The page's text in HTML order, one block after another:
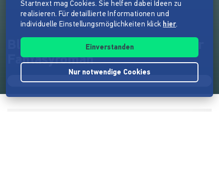
Blut gegen Blut 2 - Ein düsterer
Fantasyroman
Startnext mag Cookies. Sie helfen dabei Ideen zu
realisieren. Für detaillierte Informationen und
individuelle Einstellungsmöglichkeiten klick hier.
Einverstanden
Nur notwendige Cookies